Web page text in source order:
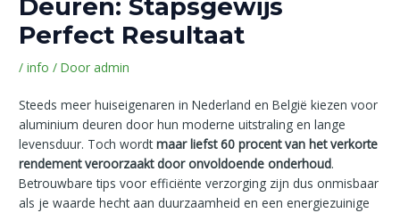
Deuren: Stapsgewijs
Perfect Resultaat
/info / Door admin
Steeds meer huiseigenaren in Nederland en België kiezen voor
aluminium deuren door hun moderne uitstraling en lange
levensduur. Toch wordtmaar liefst 60 procent van het verkorte
rendement veroorzaakt door onvoldoende onderhoud.
Betrouwbare tips voor efficiënte verzorging zijn dus onmisbaar
als je waarde hecht aan duurzaamheid en een energiezuinige